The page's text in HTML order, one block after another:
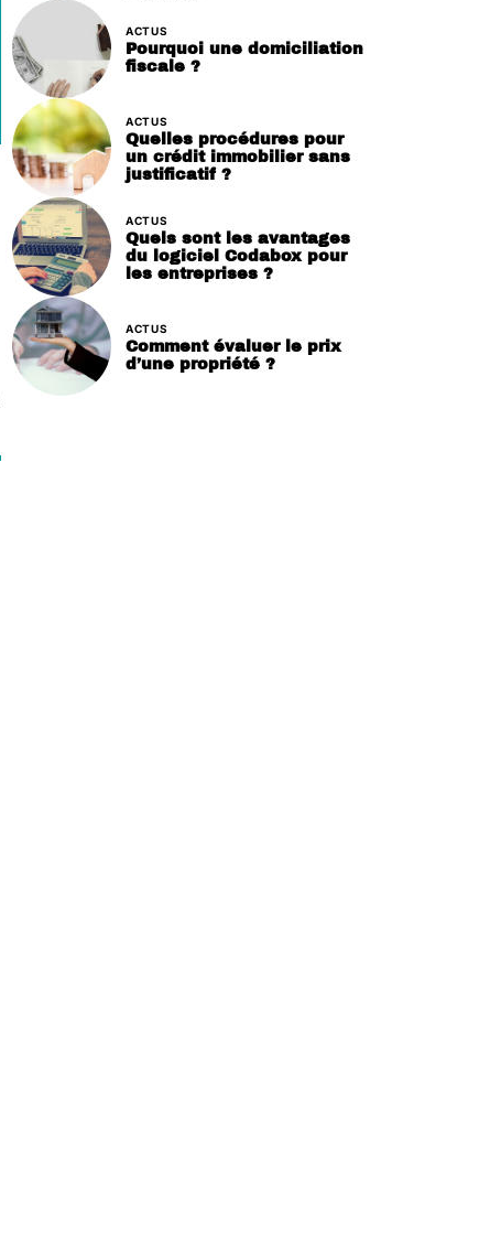
ACTUS
Pourquoi une domiciliation
fiscale ?
ACTUS
Quelles procédures pour
un crédit immobilier sans
justificatif ?
ACTUS
Quels sont les avantages
du logiciel Codabox pour
les entreprises ?
ACTUS
Comment évaluer le prix
d’une propriété ?